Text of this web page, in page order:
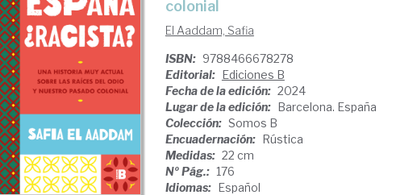
colonial
El Aaddam, Safia
ISBN: 9788466678278
Editorial: Ediciones B
Fecha de la edición: 2024
Lugar de la edición: Barcelona. España
Colección: Somos B
Encuadernación: Rústica
Medidas: 22 cm
Nº Pág.: 176
Idiomas: Español